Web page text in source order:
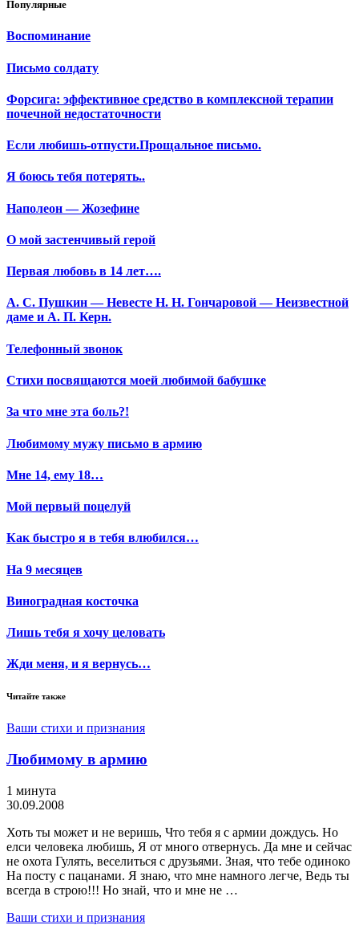
Популярные
Воспоминание
Письмо солдату
Форсига: эффективное средство в комплексной терапии
почечной недостаточности
Если любишь-отпусти.Прощальное письмо.
Я боюсь тебя потерять..
Наполеон — Жозефине
О мой застенчивый герой
Первая любовь в 14 лет….
А. С. Пушкин — Невесте Н. Н. Гончаровой — Неизвестной
даме и А. П. Керн.
Телефонный звонок
Стихи посвящаются моей любимой бабушке
За что мне эта боль?!
Любимому мужу письмо в армию
Мне 14, ему 18…
Мой первый поцелуй
Как быстро я в тебя влюбился…
На 9 месяцев
Виноградная косточка
Лишь тебя я хочу целовать
Жди меня, и я вернусь…
Читайте также
Ваши стихи и признания
Любимому в армию
1 минута
30.09.2008
Хоть ты может и не веришь, Что тебя я с армии дождусь. Но
елси человека любишь, Я от много отвернусь. Да мне и сейчас
не охота Гулять, веселиться с друзьями. Зная, что тебе одиноко
На посту с пацанами. Я знаю, что мне намного легче, Ведь ты
всегда в строю!!! Но знай, что и мне не …
Ваши стихи и признания